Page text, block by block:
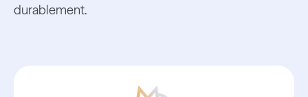
durablement.